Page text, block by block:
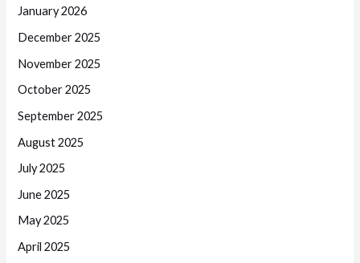
January 2026
December 2025
November 2025
October 2025
September 2025
August 2025
July 2025
June 2025
May 2025
April 2025